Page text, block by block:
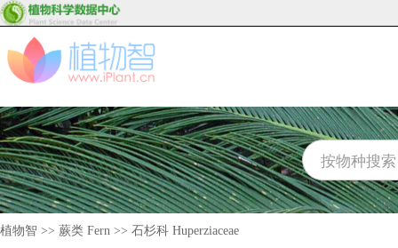
植物智 >> 蕨类 Fern >> 石杉科 Huperziaceae